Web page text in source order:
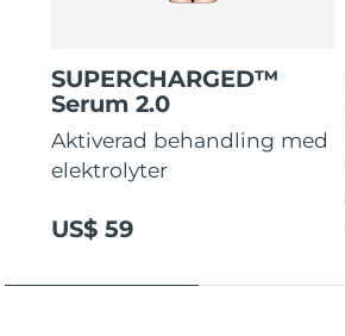
SUPERCHARGED™
Serum 2.0
Aktiverad behandling med
elektrolyter
US$ 59